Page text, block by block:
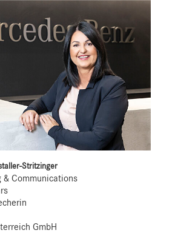
Stritzinger
& Communications
GmbH